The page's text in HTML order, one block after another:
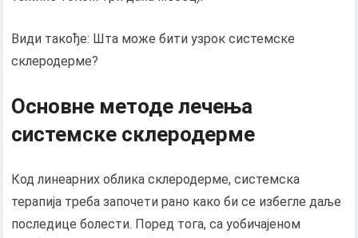
Види такође: Шта може бити узрок системске
склеродерме?
Основне методе лечења
системске склеродерме
Код линеарних облика склеродерме, системска
терапија треба започети рано како би се избегле даље
последице болести. Поред тога, са уобичајеном